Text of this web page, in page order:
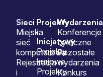
Sieci
Miejska
sieć
komputerowa
Rejestracja
i
Projekty
i
Inicjatywy
Projekty
krajowe
Projekty
Wydarzenia
Konferencje
cykliczne
Pozostałe
wydarzenia
Konkurs